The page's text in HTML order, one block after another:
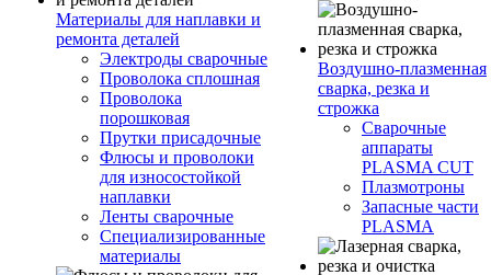
Материалы для наплавки и
ремонта деталей
Электроды сварочные
Проволока сплошная
Проволока
порошковая
Прутки присадочные
Флюсы и проволоки
для износостойкой
наплавки
Ленты сварочные
Специализированные
материалы
Воздушно-плазменная
сварка, резка и
строжка
Сварочные
аппараты
PLASMA CUT
Плазмотроны
Запасные части
PLASMA